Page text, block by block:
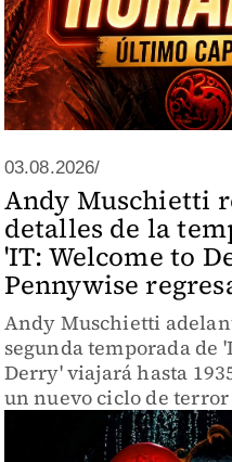
03.08.2026/
Andy Muschietti
detalles de la
'IT: Welcome to
Pennywise
Andy Muschietti
segunda temporada de
Derry' viajará hasta
un nuevo ciclo de
uno de los episodios
historia de Derry.